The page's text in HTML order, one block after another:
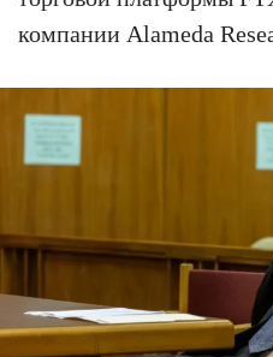
компании Alameda